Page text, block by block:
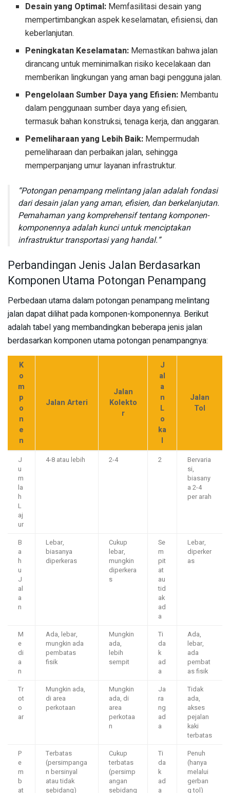
Desain yang Optimal: Memfasilitasi desain yang
mempertimbangkan aspek keselamatan, efisiensi, dan
keberlanjutan.
Peningkatan Keselamatan: Memastikan bahwa jalan
dirancang untuk meminimalkan risiko kecelakaan dan
memberikan lingkungan yang aman bagi pengguna jalan.
Pengelolaan Sumber Daya yang Efisien: Membantu
dalam penggunaan sumber daya yang efisien,
termasuk bahan konstruksi, tenaga kerja, dan anggaran.
Pemeliharaan yang Lebih Baik: Mempermudah
pemeliharaan dan perbaikan jalan, sehingga
memperpanjang umur layanan infrastruktur.
“Potongan penampang melintang jalan adalah fondasi
dari desain jalan yang aman, efisien, dan berkelanjutan.
Pemahaman yang komprehensif tentang komponen-
komponennya adalah kunci untuk menciptakan
infrastruktur transportasi yang handal.”
Perbandingan Jenis Jalan Berdasarkan
Komponen Utama Potongan Penampang
Perbedaan utama dalam potongan penampang melintang
jalan dapat dilihat pada komponen-komponennya. Berikut
adalah tabel yang membandingkan beberapa jenis jalan
berdasarkan komponen utama potongan penampangnya:
K
o
m
p
o
n
e
n
Jalan Arteri
Jalan
Kolekto
r
J
al
a
n
L
o
ka
l
Jalan
Tol
J
u
m
la
h
L
aj
ur
4-8 atau lebih 2-4 2
Bervaria
si,
biasany
a 2-4
per arah
B
a
h
u
J
al
a
n
Lebar,
biasanya
diperkeras
Cukup
lebar,
mungkin
diperkera
s
Se
m
pit
at
au
tid
ak
ad
a
Lebar,
diperker
as
M
e
di
a
n
Ada, lebar,
mungkin ada
pembatas
fisik
Mungkin
ada,
lebih
sempit
Ti
da
k
ad
a
Ada,
lebar,
ada
pembat
as fisik
Tr
ot
o
ar
Mungkin ada,
di area
perkotaan
Mungkin
ada, di
area
perkotaa
n
Ja
ra
ng
ad
a
Tidak
ada,
akses
pejalan
kaki
terbatas
P
e
m
b
at
Terbatas
(persimpanga
n bersinyal
atau tidak
sebidang)
Cukup
terbatas
(persimp
angan
sebidang
Ti
da
k
ad
a
Penuh
(hanya
melalui
gerban
g tol)